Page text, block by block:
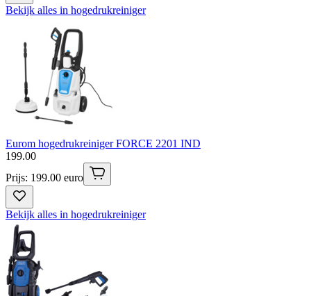
Bekijk alles in hogedrukreiniger
Eurom hogedrukreiniger FORCE 2201 IND
199.00
Prijs: 199.00 euro
Bekijk alles in hogedrukreiniger